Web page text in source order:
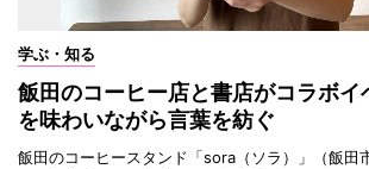
学ぶ・知る
飯田のコーヒー店と書店がコラボ
を味わいながら言葉を紡ぐ
飯田のコーヒースタンド「sora（ソラ）」（飯田